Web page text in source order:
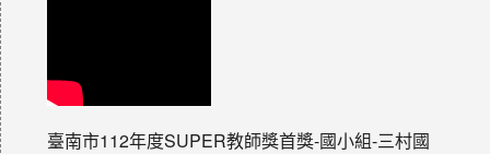
臺南市112年度SUPER教師獎首獎-國小組-三村國